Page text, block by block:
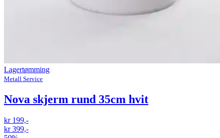
Lagertømming
Metall Service
Nova skjerm rund 35cm hvit
kr 199,-
kr 399,-